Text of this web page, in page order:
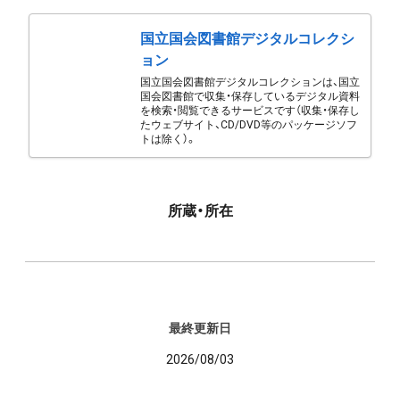
国立国会図書館デジタルコレクシ
ョン
国立国会図書館デジタルコレクションは、国立
国会図書館で収集・保存しているデジタル資料
を検索・閲覧できるサービスです（収集・保存し
たウェブサイト、CD/DVD等のパッケージソフ
トは除く）。
所蔵・所在
最終更新日
2026/08/03